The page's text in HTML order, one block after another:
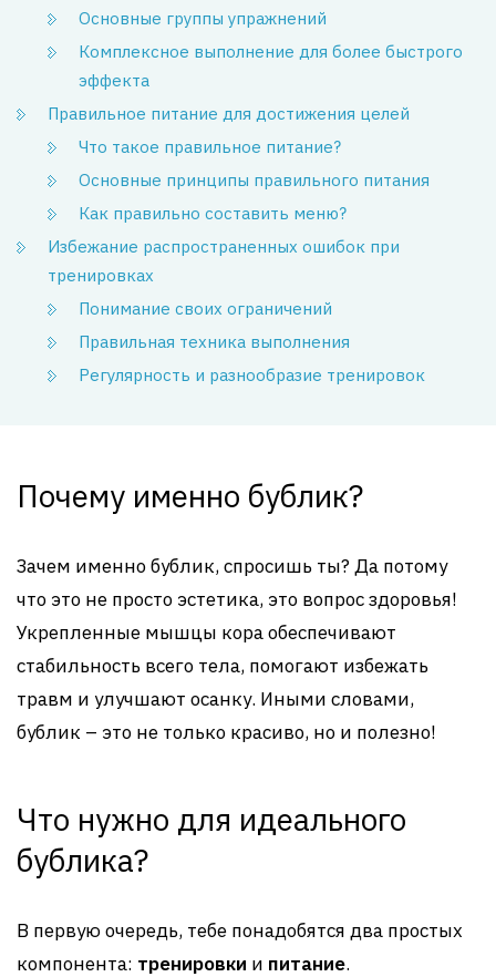
Основные группы упражнений
Комплексное выполнение для более быстрого
эффекта
Правильное питание для достижения целей
Что такое правильное питание?
Основные принципы правильного питания
Как правильно составить меню?
Избежание распространенных ошибок при
тренировках
Понимание своих ограничений
Правильная техника выполнения
Регулярность и разнообразие тренировок
Почему именно бублик?
Зачем именно бублик, спросишь ты? Да потому
что это не просто эстетика, это вопрос здоровья!
Укрепленные мышцы кора обеспечивают
стабильность всего тела, помогают избежать
травм и улучшают осанку. Иными словами,
бублик – это не только красиво, но и полезно!
Что нужно для идеального
бублика?
В первую очередь, тебе понадобятся два простых
компонента: тренировки и питание.